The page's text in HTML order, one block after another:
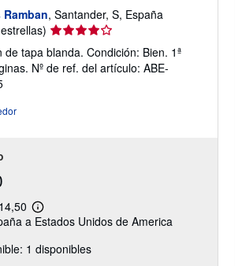
, Santander, S, España
Calificación
del
vendedor:
4
de tapa blanda. Condición: Bien. 1ª
Nº de ref. del artículo: ABE-
Más
información
las
tarifas
a Estados Unidos de America
1 disponibles